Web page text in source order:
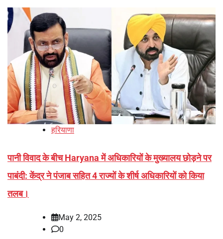
हरियाणा
पानी विवाद के बीच Haryana में अधिकारियों के मुख्यालय छोड़ने पर
पाबंदी: केंद्र ने पंजाब सहित 4 राज्यों के शीर्ष अधिकारियों को किया
तलब।
May 2, 2025
0